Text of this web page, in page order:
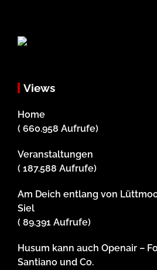
Views
Home
( 660.958 Aufrufe)
Veranstaltungen
( 187.588 Aufrufe)
Am Deich entlang von
Siel
( 89.391 Aufrufe)
Husum kann auch Openair –
Santiano und Co.